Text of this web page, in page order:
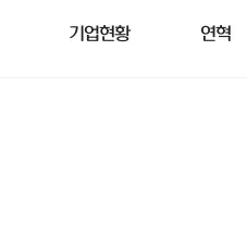
기업현황 연혁